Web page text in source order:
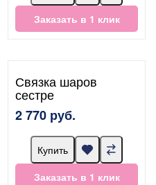
Заказать в 1 клик
Связка шаров
сестре
2 770 руб.
Купить
Заказать в 1 клик